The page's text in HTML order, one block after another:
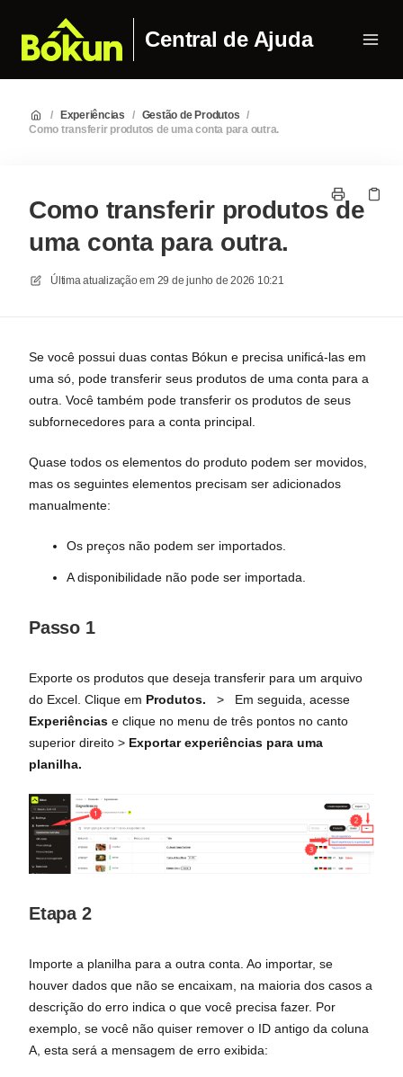
Central de Ajuda
/ Experiências / Gestão de Produtos /
Como transferir produtos de uma conta para outra.
Como transferir produtos de
uma conta para outra.
Última atualização em 29 de junho de 2026 10:21
Se você possui duas contas Bókun e precisa unificá-las em
uma só, pode transferir seus produtos de uma conta para a
outra. Você também pode transferir os produtos de seus
subfornecedores para a conta principal.
Quase todos os elementos do produto podem ser movidos,
mas os seguintes elementos precisam ser adicionados
manualmente:
Os preços não podem ser importados.
A disponibilidade não pode ser importada.
Passo 1
Exporte os produtos que deseja transferir para um arquivo
do Excel. Clique em Produtos. >
Em seguida, acesse
Experiências e clique no menu de três pontos no canto
superior direito > Exportar experiências para uma
planilha.
Etapa 2
Importe a planilha para a outra conta. Ao importar, se
houver dados que não se encaixam, na maioria dos casos a
descrição do erro indica o que você precisa fazer. Por
exemplo, se você não quiser remover o ID antigo da coluna
A, esta será a mensagem de erro exibida: